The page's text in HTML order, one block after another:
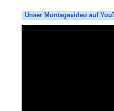
Unser Montagevideo auf